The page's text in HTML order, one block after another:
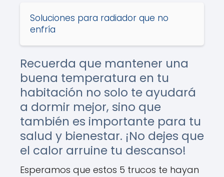
Soluciones para radiador que no
enfría
Recuerda que mantener una
buena temperatura en tu
habitación no solo te ayudará
a dormir mejor, sino que
también es importante para tu
salud y bienestar. ¡No dejes que
el calor arruine tu descanso!
Esperamos que estos 5 trucos te hayan